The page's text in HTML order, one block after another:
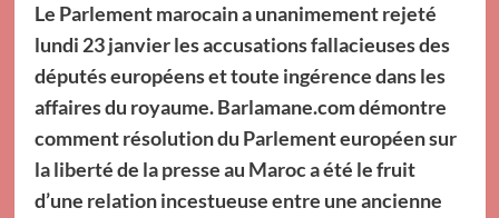
Le Parlement marocain a unanimement rejeté
lundi 23 janvier les accusations fallacieuses des
députés européens et toute ingérence dans les
affaires du royaume. Barlamane.com démontre
comment résolution du Parlement européen sur
la liberté de la presse au Maroc a été le fruit
d’une relation incestueuse entre une ancienne